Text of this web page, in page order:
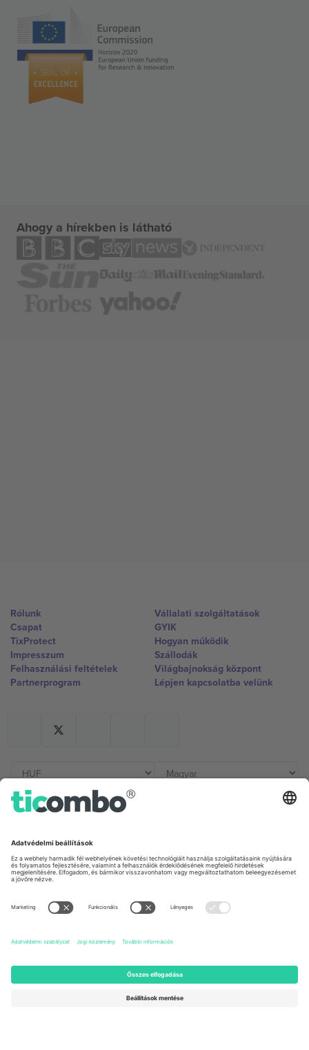
Ahogy a hírekben is látható
Rólunk
Csapat
TixProtect
Impresszum
Felhasználási feltételek
Partnerprogram
Vállalati szolgáltatások
GYIK
Hogyan működik
Szállodák
Világbajnokság központ
Lépjen kapcsolatba velünk
Germany
Unter den Linden 24, 10117
Berlin, Germany
United Kingdom
167 City Road, London, Greater
Newark, Delaware 19713, United
States
Engelberg, Switzerland